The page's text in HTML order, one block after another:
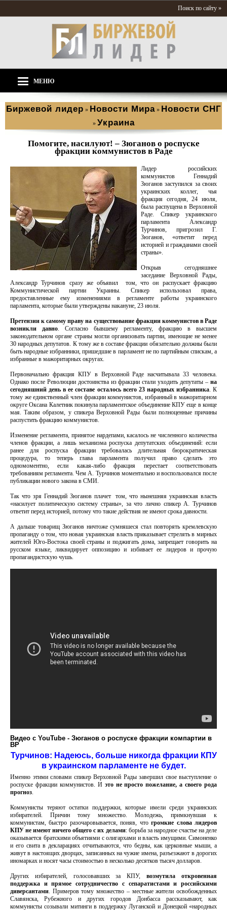
Поиск по сайту »
МЕНЮ
Биржевой лидер » Новости Мира » Новости СНГ
» Украина
Помогите, насилуют! – Зюганов о роспуске
фракции коммунистов в Раде
Лидер российских
коммунистов Геннадий
Зюганов заступился за своих
украинских коллег, чья
фракция сегодня, 24 июля,
была распущена в Верховной
Раде. Спикер украинского
парламента Александр
Турчинов, пригрозил Г.
Зюганов, «ответит перед
историей и гражданами своей
страны».
Открыв сегодняшнее
заседание Верховной Рады,
Александр Турчинов сразу же объявил том, что он распускает фракцию
Коммунистической партии Украины. Спикер использовал права,
предоставленные ему изменениями в регламенте работы украинского
парламента, которые были утверждены накануне, 23 июля.
Претензии к самому праву на существование фракции коммунистов в Раде
возникли давно. Согласно бывшему регламенту, фракцию в высшем
законодательном органе страны могли организовать партии, имеющие не менее
30 народных депутатов. К тому же в составе фракции обязательно должны были
быть народные избранники, пришедшие в парламент не по партийным спискам, а
избранные в мажоритарных округах.
Первоначально фракция КПУ в Верховной Раде насчитывала 33 человека.
Однако после Революции достоинства из фракции стали уходить депутаты – на
сегодняшний день в ее составе осталось всего 23 народных избранника. К
тому же единственный член фракции коммунистов, избранный в мажоритарном
округе Оксана Калетник покинула парламентское объединение КПУ еще в конце
мая. Таким образом, у спикера Верховной Рады были полноценные причины
распустить фракцию коммунистов.
Изменение регламента, принятое нардепами, касалось не численного количества
членов фракции, а лишь механизма роспуска депутатских объединений: если
ранее для роспуска фракции требовалась длительная бюрократическая
процедура, то теперь глава парламента получил право сделать это
одномоментно, если какая-либо фракция перестает соответствовать
требованиям регламента. Чем А. Турчинов моментально и воспользовался после
публикации нового закона в СМИ.
Так что зря Геннадий Зюганов плачет том, что нынешняя украинская власть
«насилует политическую систему страны», за что лично спикер А. Турчинов
ответит перед историей, потому что такие действия не имеют срока давности.
А дальше товарищ Зюганов ничтоже сумняшеся стал повторять кремлевскую
пропаганду о том, что новая украинская власть приказывает стрелять в мирных
жителей Юго-Востока своей страны и поджигать дома, запрещает говорить на
русском языке, ликвидирует оппозицию и избивает ее лидеров и прочую
пропагандистскую чушь.
Видео с YouTube - Зюганов о роспуске фракции компартии в
ВР
Турчинов: Надеюсь, больше никогда фракции КПУ
в украинском парламенте не будет.
Именно этими словами спикер Верховной Рады завершил свое выступление о
роспуске фракции коммунистов. И это не просто пожелание, а своего рода
прогноз.
Коммунисты теряют остатки поддержки, которые имели среди украинских
избирателей. Причин тому множество. Молодежь, примкнувшая к
коммунистам, быстро разочаровывается, поняв, чтогромкие слова лидеров
КПУ не имеют ничего общего с их делами: борьба за народное счастье на деле
оказывается братскими объятиями с олигархами и власть имущими. Симоненко
и его свита в декларациях отчитываются, что бедны, как церковные мыши, а
живут в настоящих дворцах, записанных на чужие имена, разъезжают в дорогих
иномарках и носят часы стоимостью в несколько десятков тысяч долларов.
Других избирателей, голосовавших за КПУ,возмутила откровенная
поддержка и прямое сотрудничество с сепаратистами и российскими
диверсантами. Примеров тому множество – местные жители освобожденных
Славянска, Рубежного и других городов Донбасса рассказывают, как
коммунисты созывали митинги в поддержку Луганской и Донецкой «народных